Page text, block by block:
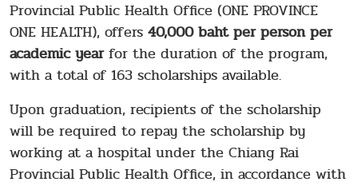
Provincial Public Health Office (ONE PROVINCE
ONE HEALTH), offers 40,000 baht per person per
academic yearfor the duration of the program,
with a total of 163 scholarships available.
Upon graduation, recipients of the scholarship
will be required to repay the scholarship by
working at a hospital under the Chiang Rai
Provincial Public Health Office, in accordance with